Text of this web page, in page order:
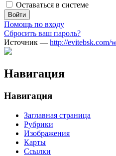
Оставаться в системе
Войти
Помощь по входу
Сбросить ваш пароль?
Источник — http://
Навигация
Навигация
Заглавная страница
Рубрики
Изображения
Карты
Ссылки